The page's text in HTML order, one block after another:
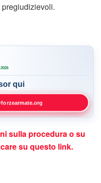
pregiudizievoli.
qui
sulla procedura o su
su questo link.